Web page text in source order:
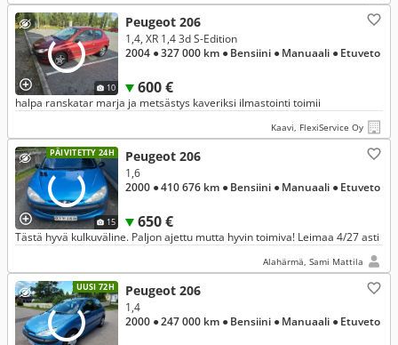
10
Peugeot 206
600 €
1,4, XR 1,4 3d S-Edition
2004 ● 327 000 km ● Bensiini ● Manuaali ● Etuveto
halpa ranskatar marja ja metsästys kaveriksi ilmastointi toimii
Kaavi, FlexiService Oy
PÄIVITETTY 24H
15
Peugeot 206
650 €
1,6
2000 ● 410 676 km ● Bensiini ● Manuaali ● Etuveto
Tästä hyvä kulkuväline. Paljon ajettu mutta hyvin toimiva! Leimaa 4/27 asti
Alahärmä, Sami Mattila
UUSI 72H Peugeot 206
1,4
2000 ● 247 000 km ● Bensiini ● Manuaali ● Etuveto